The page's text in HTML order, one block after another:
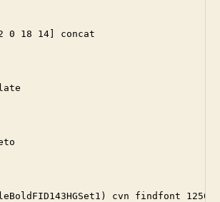
0 18 14] concat
cvn findfont